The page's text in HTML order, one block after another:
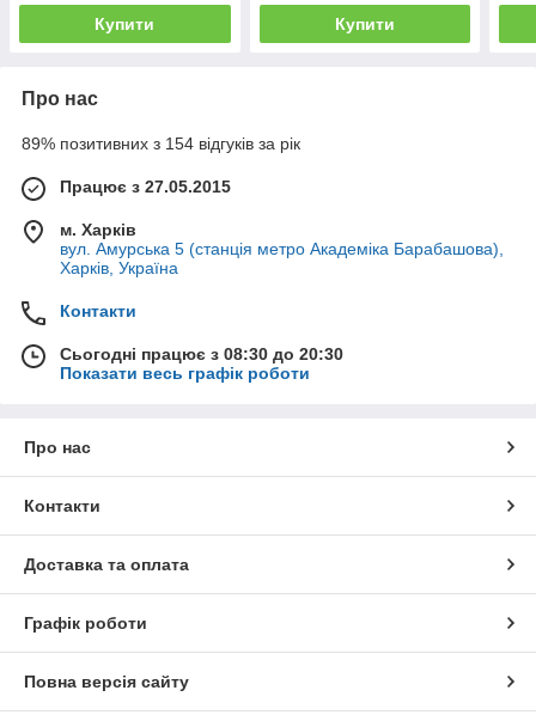
Купити Купити
Про нас
89% позитивних з 154 відгуків за рік
Працює з 27.05.2015
м. Харків
вул. Амурська 5 (станція метро Академіка Барабашова),
Харків, Україна
Контакти
Сьогодні працює з 08:30 до 20:30
Показати весь графік роботи
Про нас
Контакти
Доставка та оплата
Графік роботи
Повна версія сайту